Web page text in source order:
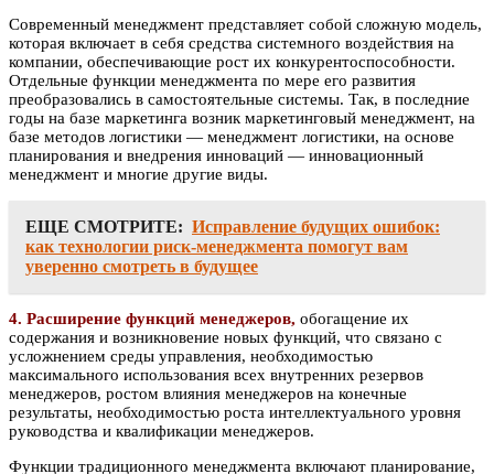
Современный менеджмент представляет собой сложную модель,
которая включает в себя средства системного воздействия на
компании, обеспечивающие рост их конкурентоспособности.
Отдельные функции менеджмента по мере его развития
преобразовались в самостоятельные системы. Так, в последние
годы на базе маркетинга возник маркетинговый менеджмент, на
базе методов логистики — менеджмент логистики, на основе
планирования и внедрения инноваций — инновационный
менеджмент и многие другие виды.
ЕЩЕ СМОТРИТЕ: Исправление будущих ошибок:
как технологии риск-менеджмента помогут вам
уверенно смотреть в будущее
4. Расширение функций менеджеров, обогащение их
содержания и возникновение новых функций, что связано с
усложнением среды управления, необходимостью
максимального использования всех внутренних резервов
менеджеров, ростом влияния менеджеров на конечные
результаты, необходимостью роста интеллектуального уровня
руководства и квалификации менеджеров.
Функции традиционного менеджмента включают планирование,